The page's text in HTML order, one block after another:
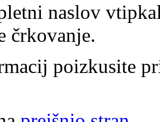
naslov
črkovanje.
poizkusite